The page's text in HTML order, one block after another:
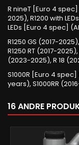
R nineT [Euro 4
2025), R1200 with
LEDs [Euro 4 spec]
R1250 GS (2017-
R1250 RT (2017-
(2023-2025), R 18
S1000R [Euro 4 spec]
years), S1000RR
16 ANDRE